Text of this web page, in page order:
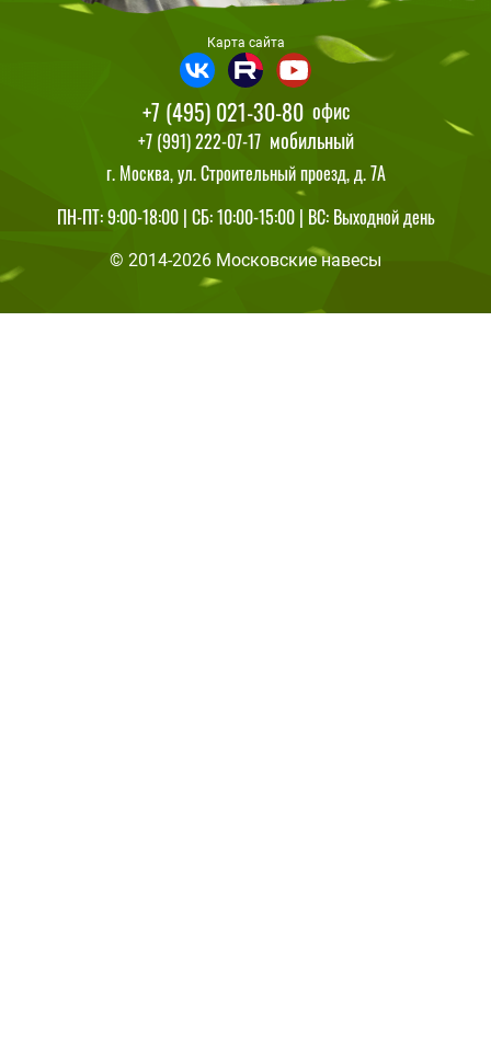
ПН-ПТ: 9:00-18:00 | СБ: 10:00-15:00 | ВС: Выходной день
© 2014-2026 Московские навесы
+7 (495) 021-30-80 офис
+7 (991) 222-07-17 мобильный
г. Москва, ул. Строительный проезд, д. 7А
Карта сайта